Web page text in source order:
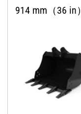
914 mm（36 in）